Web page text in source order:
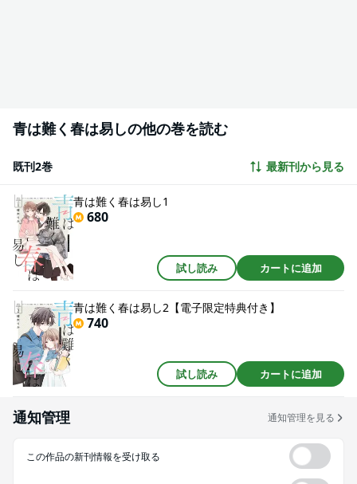
青は難く春は易しの他の巻を読む
既刊2巻 最新刊から見る
青は難く春は易し1
680
試し読み カートに追加
青は難く春は易し2【電子限定特典付き】
740
試し読み カートに追加
通知管理 通知管理を見る
この作品の新刊情報を受け取る